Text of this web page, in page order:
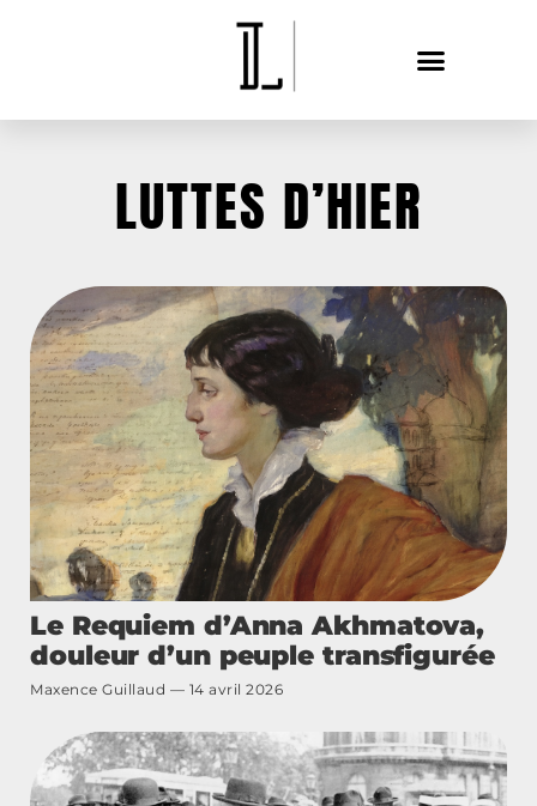
LUTTES D’HIER
Le Requiem d’Anna Akhmatova,
douleur d’un peuple transfigurée
Maxence Guillaud 14 avril 2026